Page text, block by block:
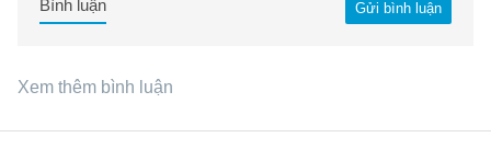
Gửi bình luận
Bình luận
Xem thêm bình luận